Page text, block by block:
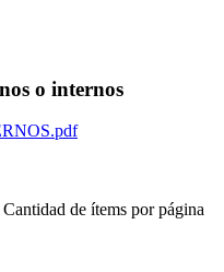
o internos
Cantidad de ítems por página